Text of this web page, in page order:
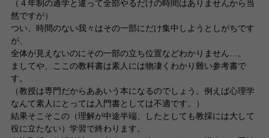
（４年制の通学と違って全部やるだけの時間はありませんから当
然ですが）
つい、時間のない我々はその一部にだけ集中しようとしがちです
が、
全体が見えないのにその一部の立ち位置などわかりません…。
ましてや、ここの教科書は素人には物凄くわかり難い参考書で
す。
（教授は専門だからああいう本になるのでしょう。例えば心理学
なんて素人にとっては入門書としては不適です。）
結果そこそこの（理解が中途半端、したとしても教採には大して
役に立たない）学習で終わります。